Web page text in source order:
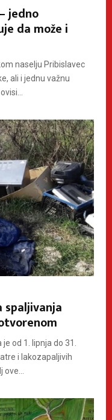
jedno
da može i
naselju Pribislavec
ali i jednu važnu
spaljivanja
od 1. lipnja do 31.
i lakozapaljivih
ove...